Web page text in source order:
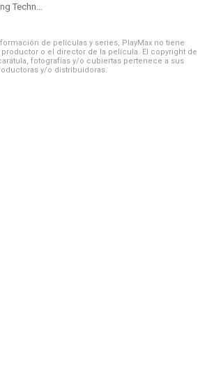
Chief Lighting Technician
de películas y series, PlayMax no tiene
o el director de la película. El copyright de
fotografías y/o cubiertas pertenece a sus
y/o distribuidoras.